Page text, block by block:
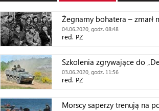
Żegnamy bohatera – zmarł
04.06.2020, godz. 08:48
red. PZ
Szkolenia zgrywające do
03.06.2020, godz. 11:56
red. PZ
Morscy saperzy trenują na